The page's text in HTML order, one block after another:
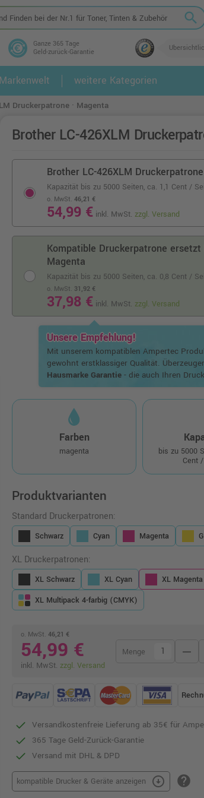
search
Ganze 365 Tage
Geld-zurück-Garantie
2.
Markenwelt weitere Kategorien
Druckerpatrone · Magenta
Brother LC-426XLM
Brother LC-426XLM
Kapazität bis zu 5000 Seiten, ca. 1,1 Cent /
o. MwSt. 46,21 €
54,99 € inkl. MwSt. zzgl. Versand
Kompatible Druckerpatrone ersetzt
Magenta
Kapazität bis zu 5000 Seiten, ca. 0,8 Cent /
o. MwSt. 31,92 €
37,98 € inkl. MwSt. zzgl. Versand
Unsere Empfehlung!
Mit unserem kompatiblen Ampertec
gewohnt erstklassiger Qualität.
Hausmarke Garantie - die auch Ihren
Farben
magenta bis zu 5000
Cent
Produktvarianten
Standard Druckerpatronen:
Schwarz Cyan Magenta
XL Druckerpatronen:
XL Schwarz XL Cyan XL Magenta
XL Multipack 4-farbig (CMYK)
o. MwSt. 46,21 €
54,99 €
inkl. MwSt. zzgl. Versand
Menge remove
Versandkostenfreie Lieferung ab 35€ für
365 Tage Geld-Zurück-Garantie
Versand mit DHL & DPD
kompatible Drucker & Geräte anzeigen arrow_circle_down help